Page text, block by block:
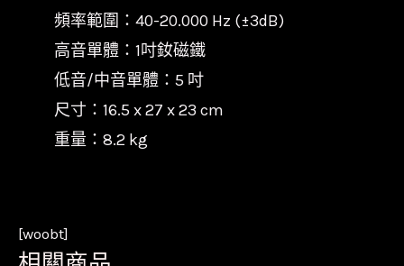
頻率範圍：40-20.000 Hz (±3dB)
高音單體：1吋釹磁鐵
低音/中音單體：5 吋
尺寸：16.5 x 27 x 23 cm
重量：8.2 kg
[woobt]